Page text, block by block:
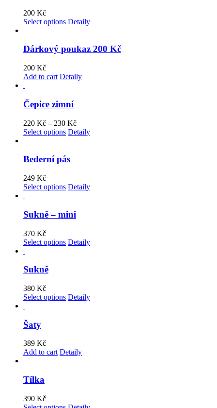
200 Kč
Select options Detaily
Dárkový poukaz 200 Kč
200 Kč
Add to cart Detaily
Čepice zimní
220 Kč – 230 Kč
Select options Detaily
Bederní pás
249 Kč
Select options Detaily
Sukně – mini
370 Kč
Select options Detaily
Sukně
380 Kč
Select options Detaily
Šaty
389 Kč
Add to cart Detaily
Tílka
390 Kč